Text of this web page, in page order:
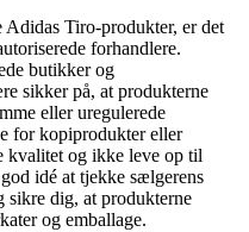
Adidas Tiro-produkter, er det
forhandlere.
butikker og
sikker på, at produkterne
eller uregulerede
for kopiprodukter eller
kvalitet og ikke leve op til
idé at tjekke sælgerens
sikre dig, at produkterne
og emballage.